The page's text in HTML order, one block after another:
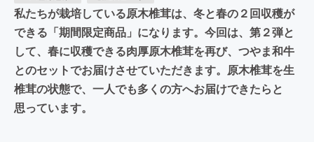
私たちが栽培している原木椎茸は、冬と春の２回収穫が
できる「期間限定商品」になります。今回は、第２弾と
して、春に収穫できる肉厚原木椎茸を再び、つやま和牛
とのセットでお届けさせていただきます。原木椎茸を生
椎茸の状態で、一人でも多くの方へお届けできたらと
思っています。